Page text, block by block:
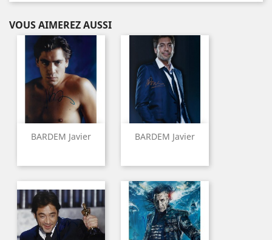
VOUS AIMEREZ AUSSI
BARDEM Javier BARDEM Javier